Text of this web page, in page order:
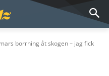
borrning åt skogen – jag fick